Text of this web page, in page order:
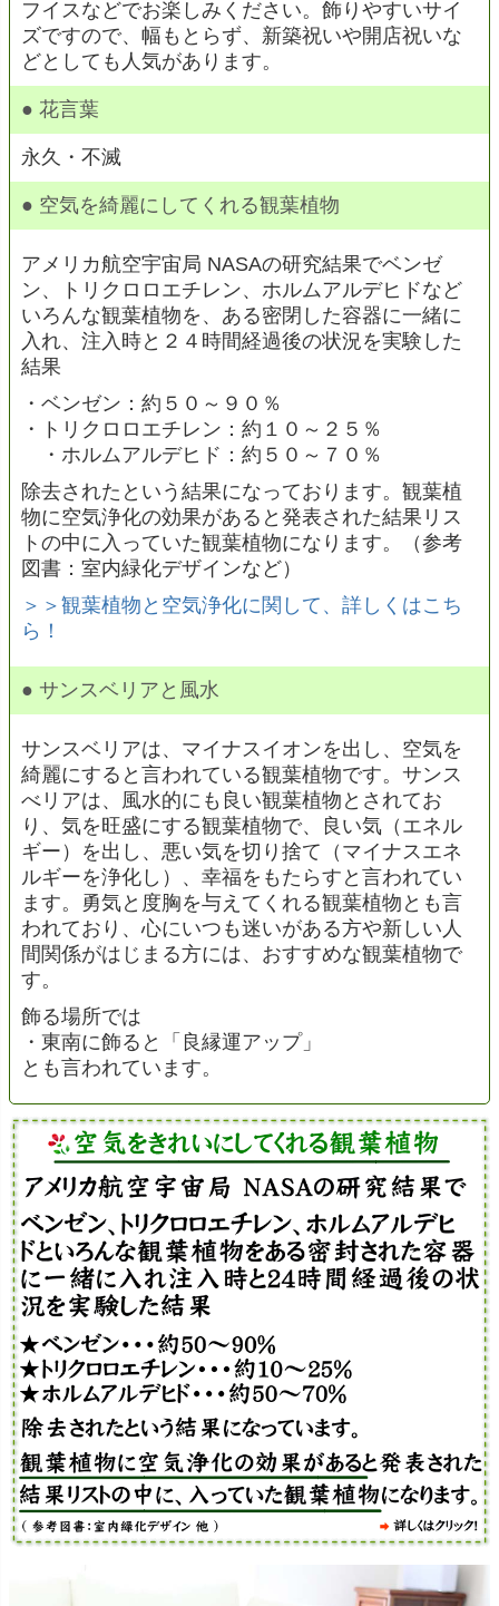
フイスなどでお楽しみください。飾りやすいサイ
ズですので、幅もとらず、新築祝いや開店祝いな
どとしても人気があります。
● 花言葉
永久・不滅
● 空気を綺麗にしてくれる観葉植物
アメリカ航空宇宙局 NASAの研究結果でベンゼ
ン、トリクロロエチレン、ホルムアルデヒドなど
いろんな観葉植物を、ある密閉した容器に一緒に
入れ、注入時と２４時間経過後の状況を実験した
結果
・ベンゼン：約５０～９０％
・トリクロロエチレン：約１０～２５％
・ホルムアルデヒド：約５０～７０％
除去されたという結果になっております。観葉植
物に空気浄化の効果があると発表された結果リス
トの中に入っていた観葉植物になります。（参考
図書：室内緑化デザインなど）
＞＞観葉植物と空気浄化に関して、詳しくはこち
ら！
● サンスベリアと風水
サンスベリアは、マイナスイオンを出し、空気を
綺麗にすると言われている観葉植物です。サンス
べリアは、風水的にも良い観葉植物とされてお
り、気を旺盛にする観葉植物で、良い気（エネル
ギー）を出し、悪い気を切り捨て（マイナスエネ
ルギーを浄化し）、幸福をもたらすと言われてい
ます。勇気と度胸を与えてくれる観葉植物とも言
われており、心にいつも迷いがある方や新しい人
間関係がはじまる方には、おすすめな観葉植物で
す。
飾る場所では
・東南に飾ると「良縁運アップ」
とも言われています。